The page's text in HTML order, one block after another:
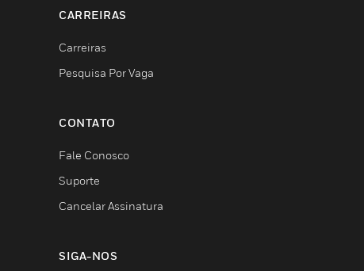
CARREIRAS
Carreiras
Pesquisa Por Vaga
CONTATO
Fale Conosco
Suporte
Cancelar Assinatura
SIGA-NOS